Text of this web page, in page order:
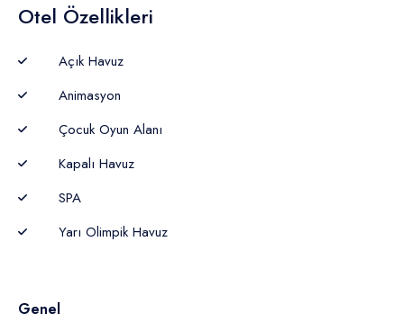
Otel Özellikleri
Açık Havuz
Animasyon
Çocuk Oyun Alanı
Kapalı Havuz
SPA
Yarı Olimpik Havuz
Genel